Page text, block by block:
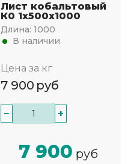
Лист кобальтовый
К0 1x500x1000
Длина: 1000
В наличии
Цена за кг
7 900 руб
− +
7 900 руб